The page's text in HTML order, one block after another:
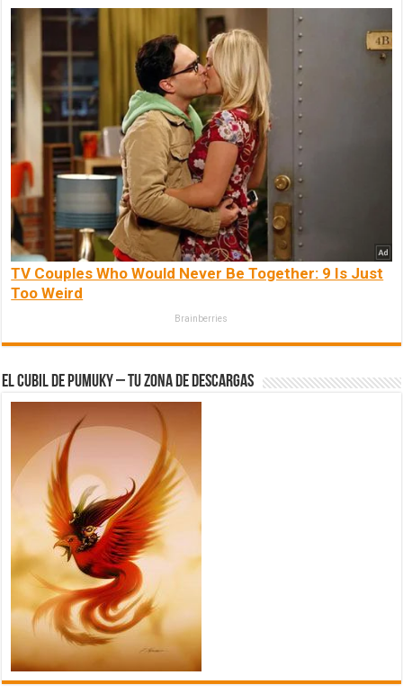
TV Couples Who Would Never Be Together: 9 Is Just
Too Weird
Brainberries
El Cubil de Pumuky – Tu zona de Descargas